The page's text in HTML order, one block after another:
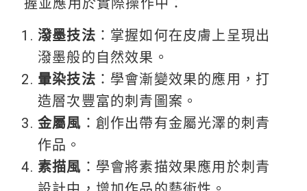
握並應用於實際操作中：
潑墨技法 ：掌握如何在皮膚上呈現出
潑墨般的自然效果。
暈染技法 ：學會漸變效果的應用，打
造層次豐富的刺青圖案。
金屬風 ：創作出帶有金屬光澤的刺青
作品。
素描風 ：學會將素描效果應用於刺青